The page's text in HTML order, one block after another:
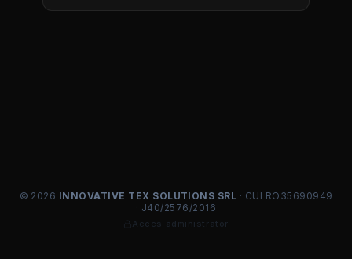
© 2026 INNOVATIVE TEX SOLUTIONS SRL · CUI RO35690949
· J40/2576/2016
Acces administrator